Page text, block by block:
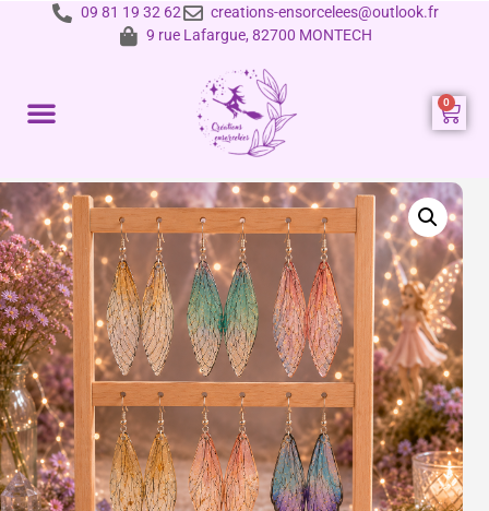
09 81 19 32 62
creations-ensorcelees@outlook.fr
9 rue Lafargue, 82700 MONTECH